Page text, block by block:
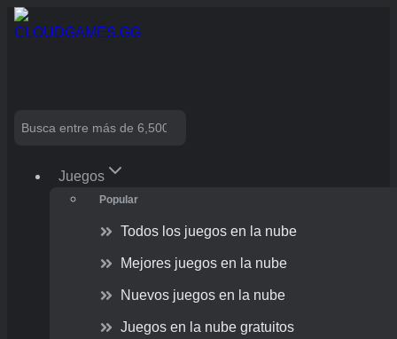
Skip
to
Search
Juegos
Popular
Todos los juegos en la nube
Mejores juegos en la nube
Nuevos juegos en la nube
Juegos en la nube gratuitos